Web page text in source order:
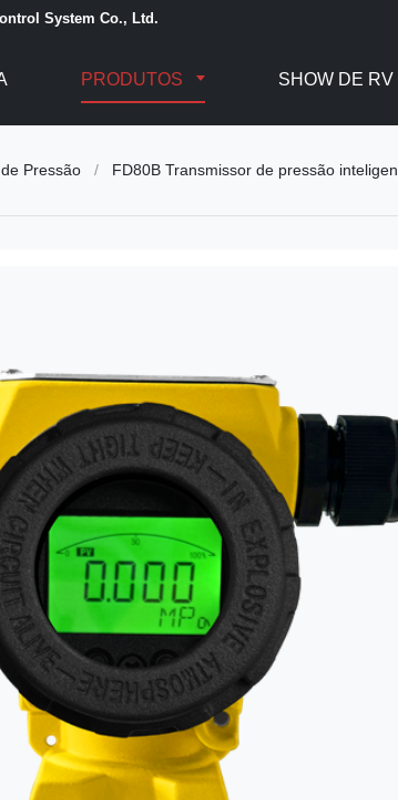
System Co., Ltd.
PRODUTOS SHOW DE RV
Pressão / FD80B Transmissor de pressão